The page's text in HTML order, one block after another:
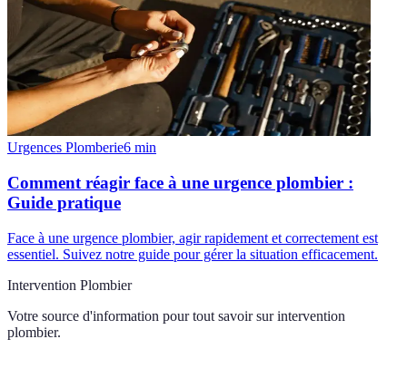
Urgences Plomberie6 min
Comment réagir face à une urgence plombier :
Guide pratique
Face à une urgence plombier, agir rapidement et correctement est
essentiel. Suivez notre guide pour gérer la situation efficacement.
Intervention Plombier
Votre source d'information pour tout savoir sur intervention
plombier.